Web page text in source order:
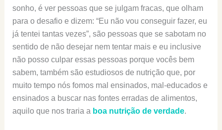
sonho, é ver pessoas que se julgam fracas, que olham
para o desafio e dizem: “Eu não vou conseguir fazer, eu
já tentei tantas vezes”, são pessoas que se sabotam no
sentido de não desejar nem tentar mais e eu inclusive
não posso culpar essas pessoas porque vocês bem
sabem, também são estudiosos de nutrição que, por
muito tempo nós fomos mal ensinados, mal-educados e
ensinados a buscar nas fontes erradas de alimentos,
aquilo que nos traria a boa nutrição de verdade.